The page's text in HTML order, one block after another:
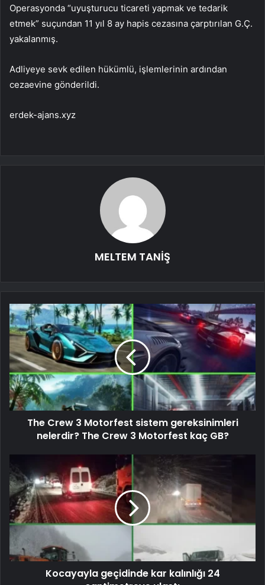
Operasyonda “uyuşturucu ticareti yapmak ve tedarik
etmek” suçundan 11 yıl 8 ay hapis cezasına çarptırılan G.Ç.
yakalanmış.
Adliyeye sevk edilen hükümlü, işlemlerinin ardından
cezaevine gönderildi.
erdek-ajans.xyz
MELTEM TANİŞ
The Crew 3 Motorfest sistem gereksinimleri
nelerdir? The Crew 3 Motorfest kaç GB?
Kocayayla geçidinde kar kalınlığı 24